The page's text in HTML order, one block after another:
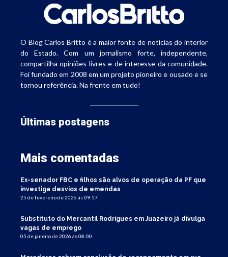
O Blog Carlos Britto é a maior fonte de notícias do interior
do Estado. Com um jornalismo forte, independente,
compartilha opiniões livres e de interesse da comunidade.
Foi fundado em 2008 em um projeto pioneiro e ousado e se
tornou referência. Na frente em tudo!
Últimas postagens
Mais comentadas
Ex-senador FBC e filhos são alvos de operação da PF que
investiga desvios de emendas
25 de fevereiro de 2026 às 09:57
Substituto do Mercantil Rodrigues em Juazeiro já divulga
vagas de emprego
05 de janeiro de 2026 às 08:00